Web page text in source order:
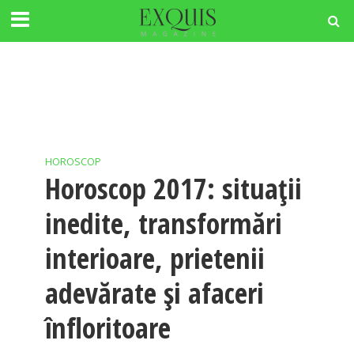
HOROSCOP
Horoscop 2017: situații
inedite, transformări
interioare, prietenii
adevărate și afaceri
înfloritoare